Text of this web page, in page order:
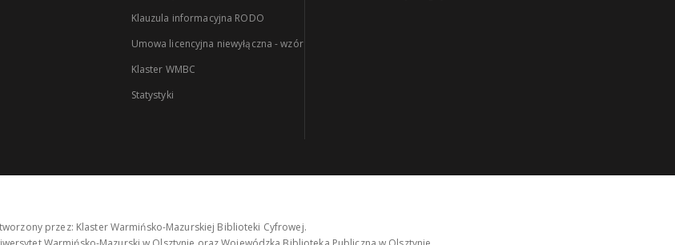
Klauzula informacyjna RODO
Umowa licencyjna niewyłączna - wzór
Klaster WMBC
Statystyki
przez: Klaster Warmińsko-Mazurskiej Biblioteki Cyfrowej.